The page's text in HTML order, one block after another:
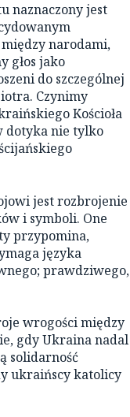
naznaczony jest
narodami,
głos jako
do szczególnej
Czynimy
Kościoła
dotyka nie tylko
jest rozbrojenie
i symboli. One
przypomina,
języka
prawdziwego,
wrogości między
gdy Ukraina nadal
solidarność
ukraińscy katolicy